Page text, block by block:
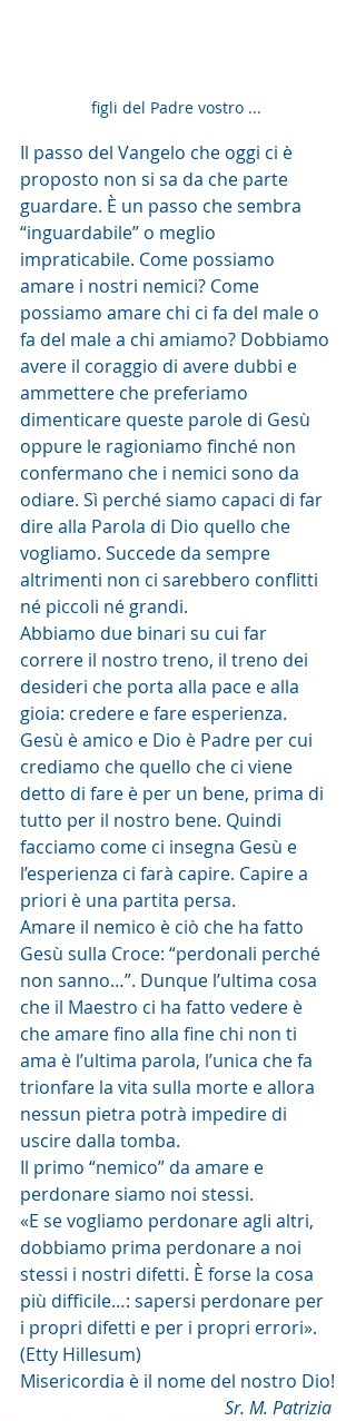
figli del Padre vostro ...
Il passo del Vangelo che oggi ci è
proposto non si sa da che parte
guardare. È un passo che sembra
“inguardabile” o meglio
impraticabile. Come possiamo
amare i nostri nemici? Come
possiamo amare chi ci fa del male o
fa del male a chi amiamo? Dobbiamo
avere il coraggio di avere dubbi e
ammettere che preferiamo
dimenticare queste parole di Gesù
oppure le ragioniamo finché non
confermano che i nemici sono da
odiare. Sì perché siamo capaci di far
dire alla Parola di Dio quello che
vogliamo. Succede da sempre
altrimenti non ci sarebbero conflitti
né piccoli né grandi.
Abbiamo due binari su cui far
correre il nostro treno, il treno dei
desideri che porta alla pace e alla
gioia: credere e fare esperienza.
Gesù è amico e Dio è Padre per cui
crediamo che quello che ci viene
detto di fare è per un bene, prima di
tutto per il nostro bene. Quindi
facciamo come ci insegna Gesù e
l’esperienza ci farà capire. Capire a
priori è una partita persa.
Amare il nemico è ciò che ha fatto
Gesù sulla Croce: “perdonali perché
non sanno…”. Dunque l’ultima cosa
che il Maestro ci ha fatto vedere è
che amare fino alla fine chi non ti
ama è l’ultima parola, l’unica che fa
trionfare la vita sulla morte e allora
nessun pietra potrà impedire di
uscire dalla tomba.
Il primo “nemico” da amare e
perdonare siamo noi stessi.
«E se vogliamo perdonare agli altri,
dobbiamo prima perdonare a noi
stessi i nostri difetti. È forse la cosa
più difficile…: sapersi perdonare per
i propri difetti e per i propri errori».
(Etty Hillesum)
Misericordia è il nome del nostro Dio!
Sr. M. Patrizia